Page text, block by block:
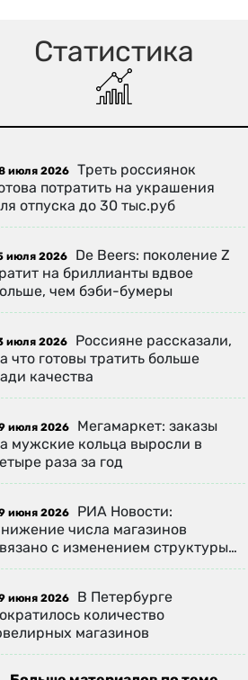
Статистика
июля 2026 Треть россиянок
потратить на украшения
отпуска до 30 тыс.руб
июля 2026 De Beers: поколение Z
на бриллианты вдвое
чем бэби-бумеры
июля 2026 Россияне рассказали,
что готовы тратить больше
качества
июля 2026 Мегамаркет: заказы
мужские кольца выросли в
раза за год
июня 2026 РИА Новости:
числа магазинов
с изменением структуры…
июня 2026 В Петербурге
количество
магазинов